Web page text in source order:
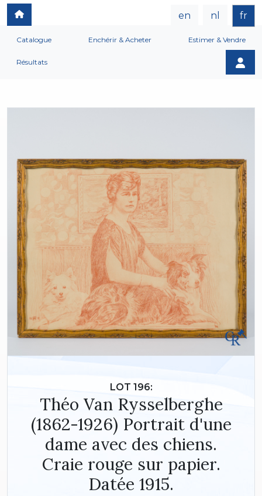
en nl fr
Catalogue Enchérir & Acheter Estimer & Vendre
Résultats
LOT 196:
Théo Van Rysselberghe
(1862-1926) Portrait d'une
dame avec des chiens.
Craie rouge sur papier.
Datée 1915.